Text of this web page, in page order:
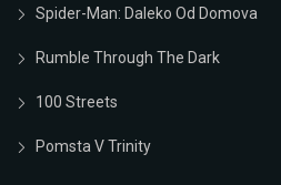
Spider-Man: Daleko Od Domova
Rumble Through The Dark
100 Streets
Pomsta V Trinity